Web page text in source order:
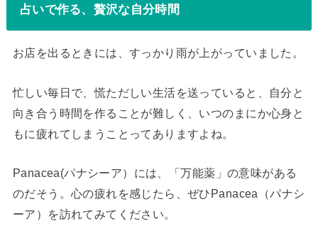
占いで作る、贅沢な自分時間
お店を出るときには、すっかり雨が上がっていました。
忙しい毎日で、慌ただしい生活を送っていると、自分と
向き合う時間を作ることが難しく、いつのまにか心身と
もに疲れてしまうことってありますよね。
Panacea(パナシーア）には、「万能薬」の意味がある
のだそう。心の疲れを感じたら、ぜひPanacea（パナシ
ーア）を訪れてみてください。